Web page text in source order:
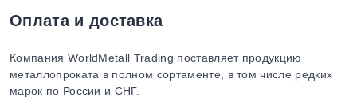
Оплата и доставка
Компания WorldMetall Trading поставляет продукцию
металлопроката в полном сортаменте, в том числе редких
марок по России и СНГ.